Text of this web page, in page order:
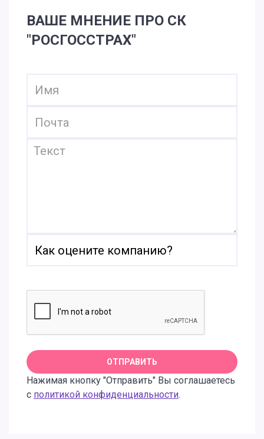
ВАШЕ МНЕНИЕ ПРО СК
"РОСГОССТРАХ"
Нажимая кнопку "Отправить" Вы соглашаетесь
с политикой конфиденциальности.